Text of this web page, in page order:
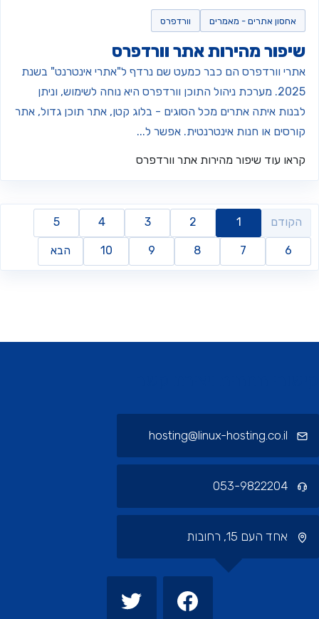
אחסון אתרים - מאמרים וורדפרס
מהירות אתר וורדפרס
וורדפרס הם כבר כמעט שם נרדף ל"אתרי אינטרנט" בשנת
2025. מערכת ניהול התוכן וורדפרס היא נוחה לשימוש, וניתן
איתה אתרים מכל הסוגים - בלוג קטן, אתר תוכן גדול, אתר
או חנות אינטרנטית. אפשר ל...
עוד שיפור מהירות אתר וורדפרס
הקודם
הבא
hosting@linux-hosting.co.il
053-9822204
אחד העם 15, רחובות